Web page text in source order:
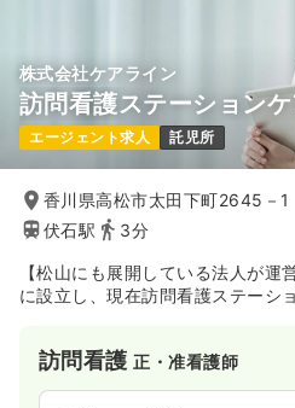
株式会社ケアライン
訪問看護ステーション
エージェント求人 託児所
香川県高松市太田下町2645－1
伏石駅
3分
【松山にも展開している法人が
に設立し、現在訪問看護ステーシ
訪問看護正・准看護師